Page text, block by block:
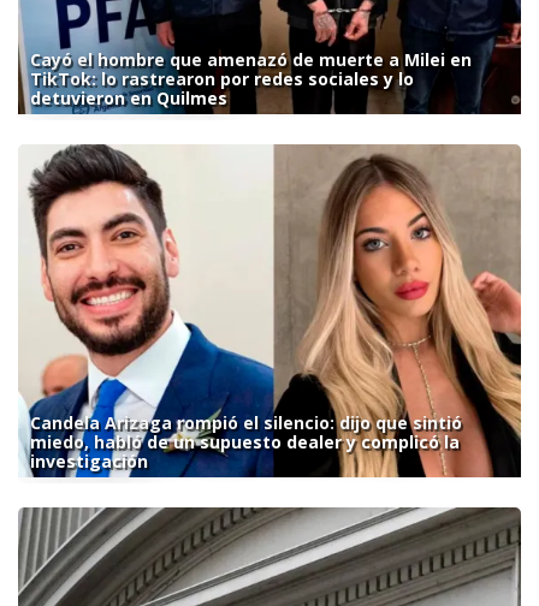
Cayó el hombre que amenazó de muerte a Milei en
TikTok: lo rastrearon por redes sociales y lo
detuvieron en Quilmes
Candela Arizaga rompió el silencio: dijo que sintió
miedo, habló de un supuesto dealer y complicó la
investigación